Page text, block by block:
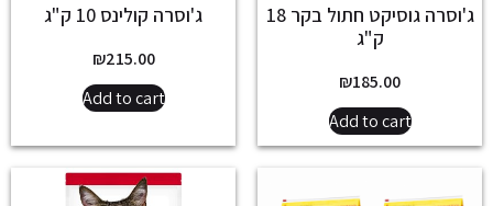
ג'וסרה גוסיקט חתול בקר 18
ק"ג
₪185.00
Add to cart
ג'וסרה קולינס 10 ק"ג
₪215.00
Add to cart